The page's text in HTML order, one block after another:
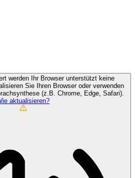
werden Ihr Browser unterstützt keine
Sie Ihren Browser oder verwenden
(z.B. Chrome, Edge, Safari).
aktualisieren?